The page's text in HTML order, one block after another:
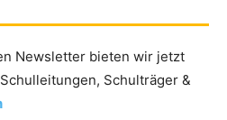
Newsletter bieten wir jetzt
Schulträger &